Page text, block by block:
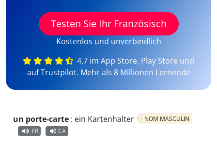
Testen Sie Ihr Französisch
Kostenlos und unverbindlich
4,7 im App Store, Play Store und
auf Trustpilot. Mehr als 8 Millionen Lernende
un porte-carte : ein Kartenhalter
NOM MASCULIN
FR
CA